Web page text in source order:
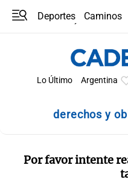
Deportes Caminos
Lo Último Argentina
derechos y
Por favor intente